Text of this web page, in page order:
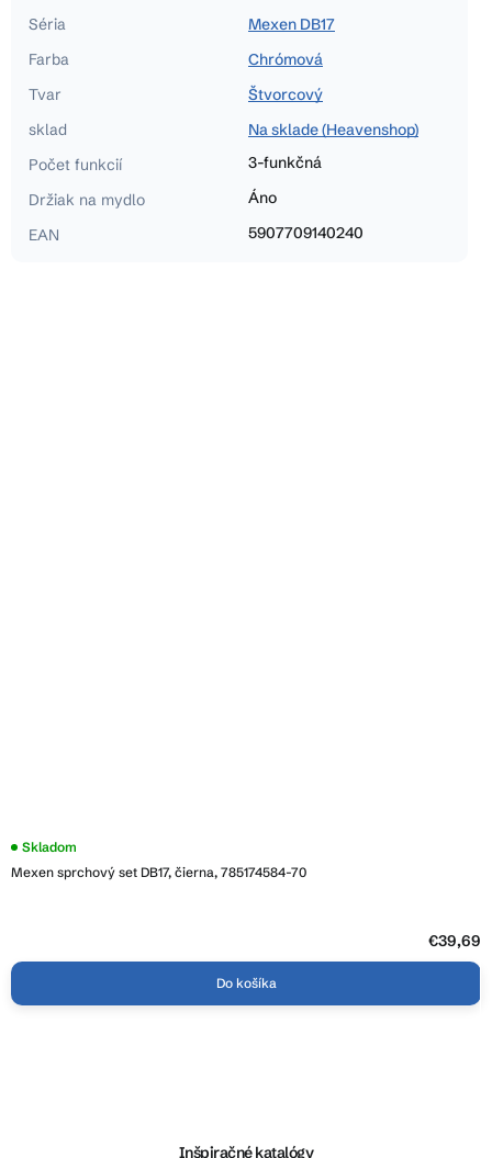
Séria
Mexen DB17
Farba
Chrómová
Tvar
Štvorcový
sklad
Na sklade (Heavenshop)
Počet funkcií
3-funkčná
Držiak na mydlo
Áno
EAN
5907709140240
Mexen sprchový set DB17, čierna, 785174584-70
Skladom
€39,69
Do košíka
Inšpiračné katalógy